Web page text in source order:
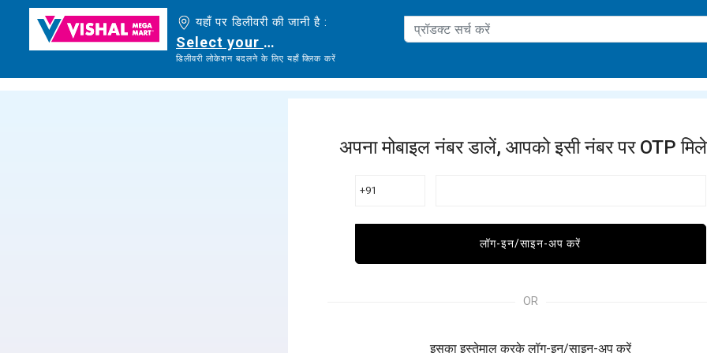
यहाँ पर डिलीवरी की जानी है :
Select your delivery location
डिलीवरी लोकेशन बदलने के लिए यहाँ क्लिक करें
अपना मोबाइल नंबर डालें, आपको इसी नंबर पर OTP
+91
लॉग-इन/साइन-अप करें
OR
इसका इस्तेमाल करके लॉग-इन/साइन-अप करें